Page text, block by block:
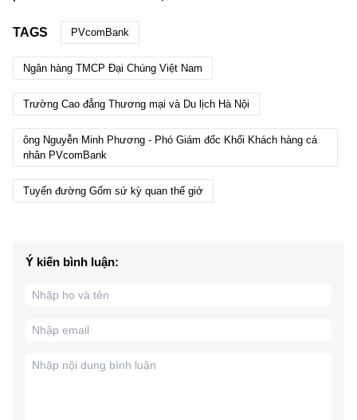
TAGS PVcomBank
Ngân hàng TMCP Đại Chúng Việt Nam
Trường Cao đẳng Thương mại và Du lịch Hà Nội
ông Nguyễn Minh Phương - Phó Giám đốc Khối Khách hàng cá
nhân PVcomBank
Tuyến đường Gốm sứ kỳ quan thế giớ
Ý kiến bình luận: